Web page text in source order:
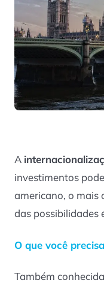
A
investimentos
americano, o mais
das possibilidades
O que você
Também